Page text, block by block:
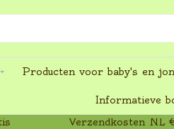
Producten voor baby's en
Informatieve
Verzendkosten